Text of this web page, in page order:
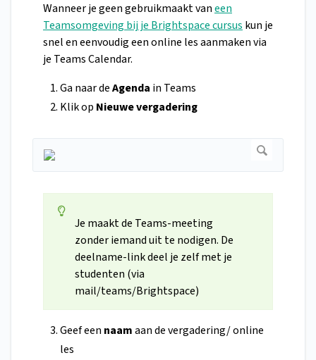
Wanneer je geen gebruikmaakt vaneen
Teamsomgeving bij je Brightspace cursus kun je
snel en eenvoudig een online les aanmaken via
je Teams Calendar.
Ga naar deAgenda in Teams
Klik op Nieuwe vergadering
Je maakt de Teams-meeting
zonder iemand uit te nodigen. De
deelname-link deel je zelf met je
studenten (via
mail/teams/Brightspace)
Geef een naamaan de vergadering/ online
les